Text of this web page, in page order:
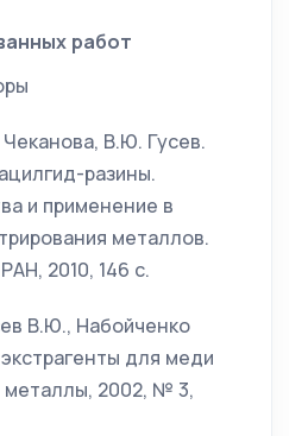
работ
В.Ю. Гусев.
разины.
и применение в
металлов.
2010, 146 с.
В.Ю., Набойченко
для меди
2002, № 3,